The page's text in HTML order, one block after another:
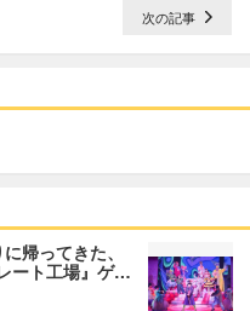
次の記事
帰ってきた、
ート工場』ゲ…